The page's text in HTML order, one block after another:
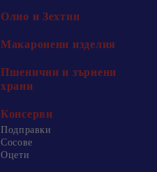
Олио и Зехтин
Макаронени изделия
Пшенични и зърнени
храни
Консерви
Подправки
Сосове
Оцети